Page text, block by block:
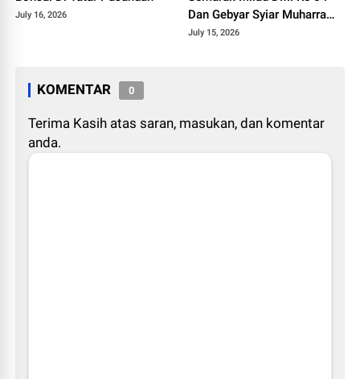
July 16, 2026
Dan Gebyar Syiar Muharram
1448 H
July 15, 2026
KOMENTAR 0
Terima Kasih atas saran, masukan, dan komentar
anda.